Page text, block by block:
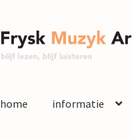
Ga
door
Ga
naar
home informatie